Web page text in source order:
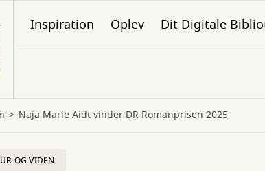
Inspiration Oplev Dit Digitale
Naja Marie Aidt vinder DR Romanprisen 2025
OG VIDEN